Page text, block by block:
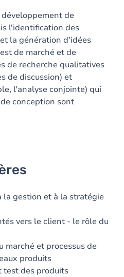
développement de
l'identification des
la génération d'idées
de marché et de
de recherche qualitatives
de discussion) et
l'analyse conjointe) qui
conception sont
la gestion et à la stratégie
vers le client - le rôle du
marché et processus de
produits
test des produits